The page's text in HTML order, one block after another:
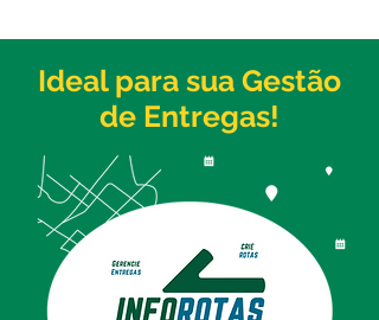
Ideal para sua Gestão
de Entregas!